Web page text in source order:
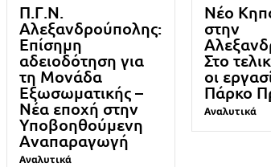
Π.Γ.Ν.
Αλεξανδρούπολης:
Επίσημη
αδειοδότηση για
τη Μονάδα
Εξωσωματικής –
Νέα εποχή στην
Υποβοηθούμενη
Αναπαραγωγή
Αναλυτικά
Νέο
στην
Στο
οι
Πάρκο
Αναλυτικά